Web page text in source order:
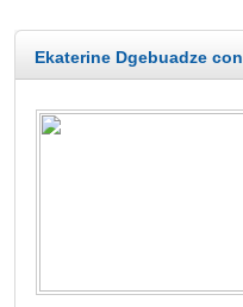
Ekaterine Dgebuadze